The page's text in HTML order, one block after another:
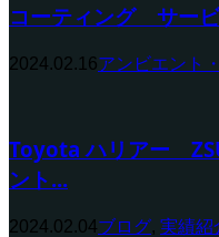
コーティング サー
2024.02.16アンビエント
Toyota ハリアー
ント...
2024.02.04ブログ, 実績紹